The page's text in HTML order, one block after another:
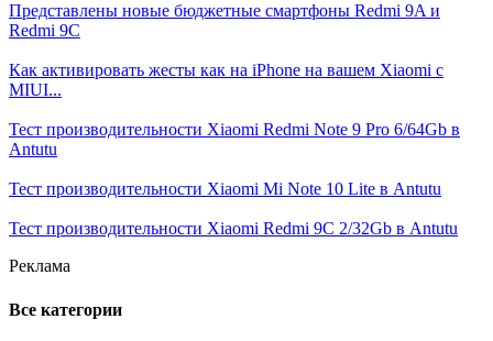
Представлены новые бюджетные смартфоны Redmi 9A и
Redmi 9C
Как активировать жесты как на iPhone на вашем Xiaomi с
MIUI...
Тест производительности Xiaomi Redmi Note 9 Pro 6/64Gb в
Antutu
Тест производительности Xiaomi Mi Note 10 Lite в Antutu
Тест производительности Xiaomi Redmi 9C 2/32Gb в Antutu
Реклама
Все категории